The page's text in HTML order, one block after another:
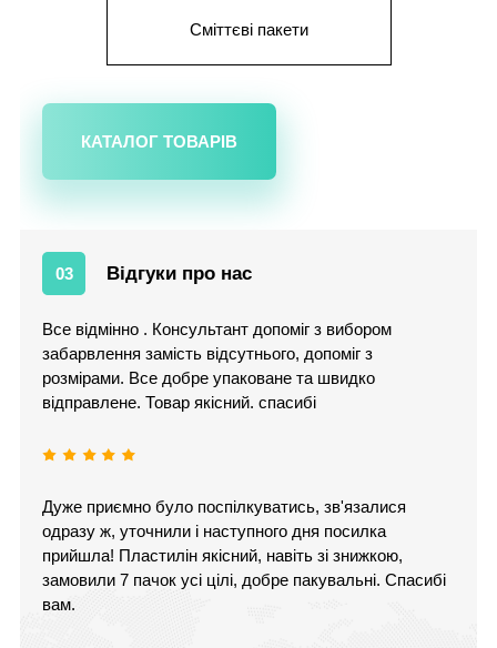
Сміттєві пакети
КАТАЛОГ ТОВАРІВ
03 Відгуки про нас
Все відмінно . Консультант допоміг з вибором
забарвлення замість відсутнього, допоміг з
розмірами. Все добре упаковане та швидко
відправлене. Товар якісний. спасибі
Дуже приємно було поспілкуватись, зв'язалися
одразу ж, уточнили і наступного дня посилка
прийшла! Пластилін якісний, навіть зі знижкою,
замовили 7 пачок усі цілі, добре пакувальні. Спасибі
вам.